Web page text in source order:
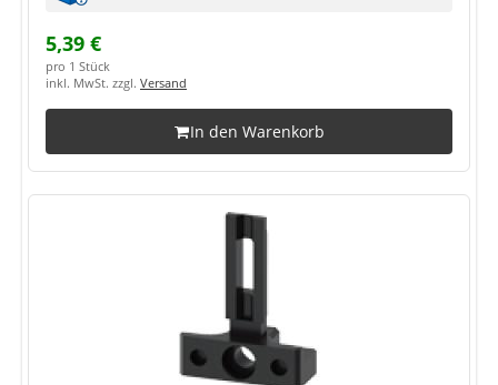
5,39 €
pro 1 Stück
inkl. MwSt. zzgl. Versand
In den Warenkorb